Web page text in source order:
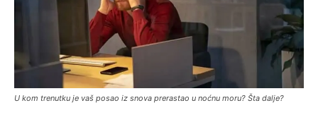
U kom trenutku je vaš posao iz snova prerastao u noćnu moru? Šta dalje?